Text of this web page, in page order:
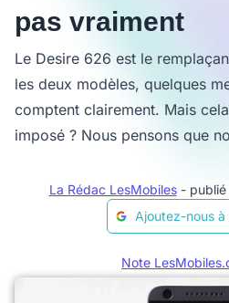
pas vraiment
Le Desire 626 est le
les deux modèles, quelques
comptent clairement. Mais
imposé ? Nous pensons que
La Rédac LesMobiles - publié
Ajoutez-nous
Note